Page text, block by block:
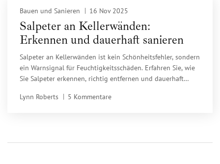
Bauen und Sanieren 16 Nov 2025
Salpeter an Kellerwänden:
Erkennen und dauerhaft sanieren
Salpeter an Kellerwänden ist kein Schönheitsfehler, sondern
ein Warnsignal für Feuchtigkeitsschäden. Erfahren Sie, wie
Sie Salpeter erkennen, richtig entfernen und dauerhaft
Lynn Roberts
5 Kommentare